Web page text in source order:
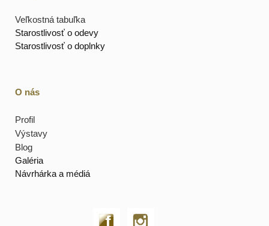
Veľkostná tabuľka
Starostlivosť o odevy
Starostlivosť o doplnky
O nás
Profil
Výstavy
Blog
Galéria
Návrhárka a médiá